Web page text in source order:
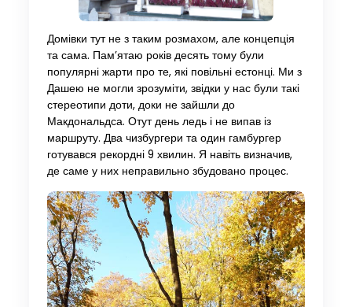
Домівки тут не з таким розмахом, але концепція
та сама. Пам’ятаю років десять тому були
популярні жарти про те, які повільні естонці. Ми з
Дашею не могли зрозуміти, звідки у нас були такі
стереотипи доти, доки не зайшли до
Макдональдса. Отут день ледь і не випав із
маршруту. Два чизбургери та один гамбургер
готувався рекордні 9 хвилин. Я навіть визначив,
де саме у них неправильно збудовано процес.